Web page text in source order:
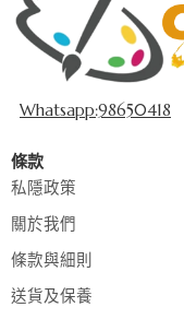
Whatsapp:98650418
條款
私隱政策
關於我們
條款與細則
送貨及保養